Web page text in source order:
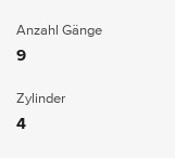
Anzahl Gänge
9
Zylinder
4